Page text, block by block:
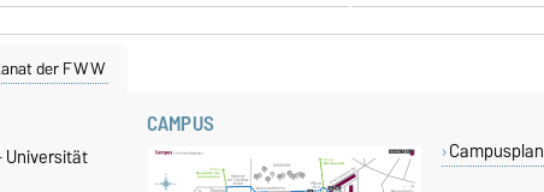
der FWW
CAMPUS
Campusplan